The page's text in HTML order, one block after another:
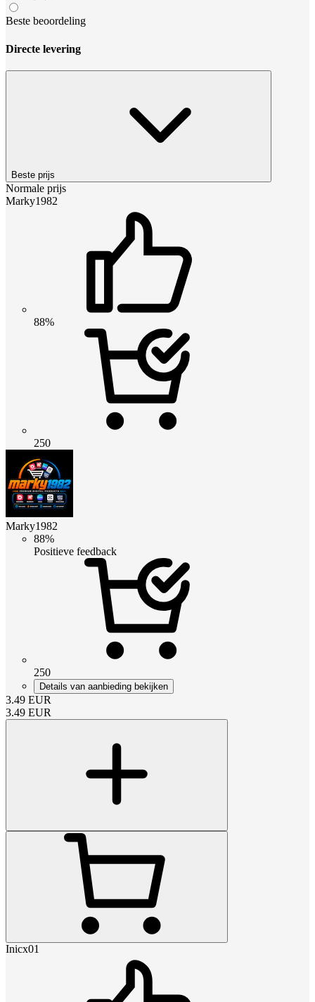
Beste beoordeling
Directe levering
Beste prijs
Normale prijs
Marky1982
88%
250
Marky1982
88%
Positieve feedback
250
Details van aanbieding bekijken
3.49 EUR
3.49 EUR
Inicx01